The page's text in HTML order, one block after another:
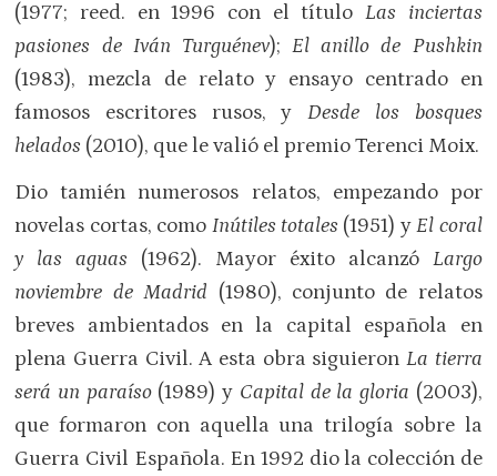
(1977; reed. en 1996 con el título Las inciertas
pasiones de Iván Turguénev);El anillo de Pushkin
(1983), mezcla de relato y ensayo centrado en
famosos escritores rusos, yDesde los bosques
helados (2010), que le valió el premio Terenci Moix.
Dio tamién numerosos relatos, empezando por
novelas cortas, como Inútiles totales (1951) yEl coral
y las aguas (1962). Mayor éxito alcanzó Largo
noviembre de Madrid (1980), conjunto de relatos
breves ambientados en la capital española en
plena Guerra Civil. A esta obra siguieron La tierra
será un paraíso(1989) y Capital de la gloria (2003),
que formaron con aquella una trilogía sobre la
Guerra Civil Española. En 1992 dio la colección de